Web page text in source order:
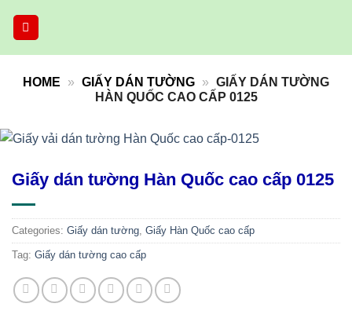
HOME » GIẤY DÁN TƯỜNG » GIẤY DÁN TƯỜNG
HÀN QUỐC CAO CẤP 0125
Giấy dán tường Hàn Quốc cao cấp 0125
Categories: Giấy dán tường, Giấy Hàn Quốc cao cấp
Tag: Giấy dán tường cao cấp